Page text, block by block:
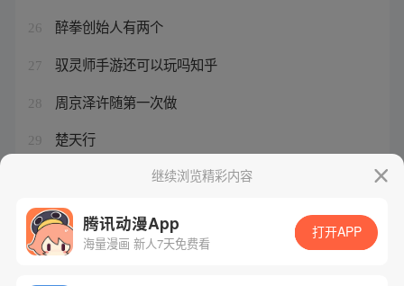
26 醉拳创始人有两个
27 驭灵师手游还可以玩吗知乎
28 周京泽许随第一次做
29 楚天行
驭灵师手游下架了吗继续浏览精彩内容
腾讯动漫App
海量漫画 新人7天免费看
打开APP